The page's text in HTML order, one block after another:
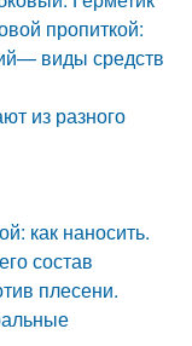
пропиткой:
виды средств
из разного
как наносить.
состав
плесени.